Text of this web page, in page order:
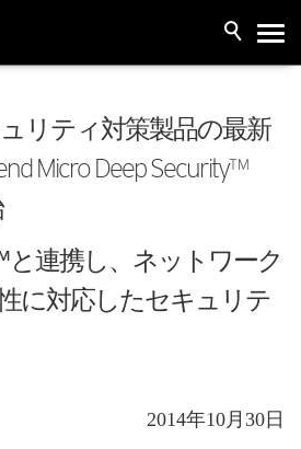
リティ対策製品の最新
Micro Deep Security™
と連携し、ネットワーク
に対応したセキュリテ
2014年10月30日